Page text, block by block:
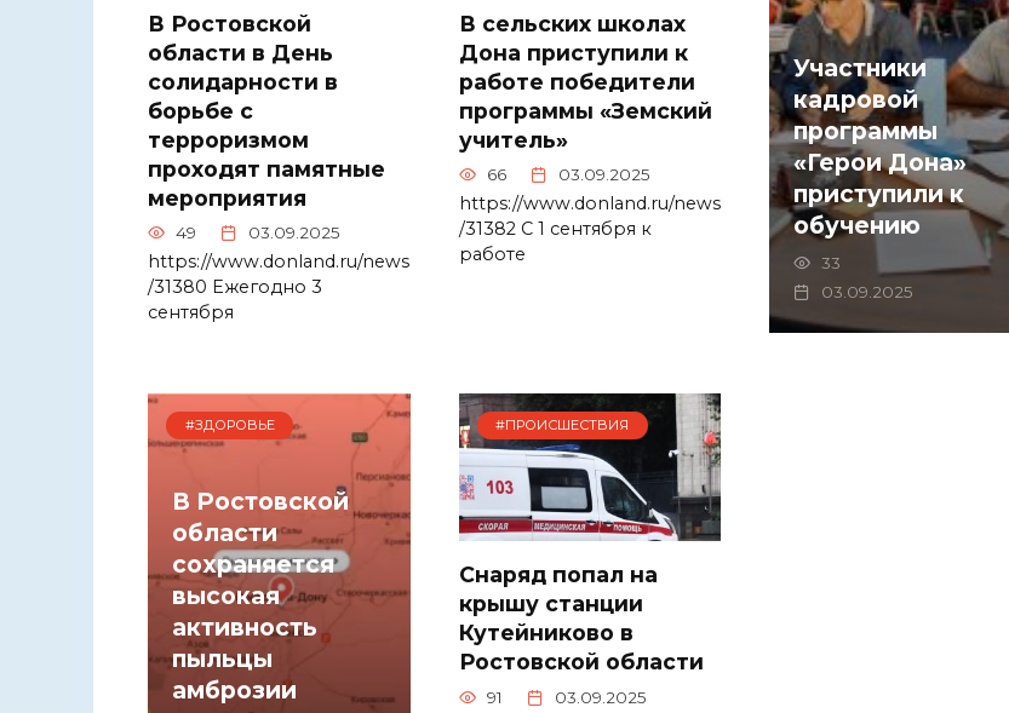
В Ростовской
области в День
солидарности в
борьбе с
терроризмом
проходят памятные
мероприятия
49 03.09.2025
https://www.donland.ru/news
/31380 Ежегодно 3
сентября
В сельских школах
Дона приступили к
работе победители
программы «Земский
учитель»
66 03.09.2025
https://www.donland.ru/news
/31382 С 1 сентября к
работе
Участники
кадровой
программы
«Герои Дона»
приступили к
обучению
33
03.09.2025
#ЗДОРОВЬЕ
В Ростовской
области
сохраняется
высокая
активность
пыльцы
амброзии
#ПРОИСШЕСТВИЯ
Снаряд попал на
крышу станции
Кутейниково в
Ростовской области
91 03.09.2025